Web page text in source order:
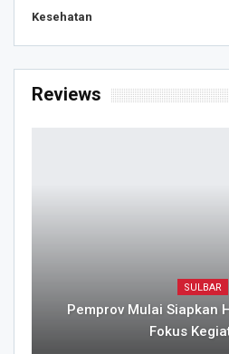
Kesehatan
Reviews
SULBAR
Pemprov Mulai Siapkan
Fokus